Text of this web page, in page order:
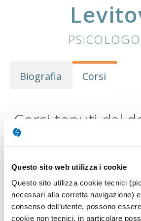
Questo sito web utilizza i cookie
Questo sito utilizza cookie tecnici
necessari alla corretta navigazione)
consenso dell’utente, possono
cookie non tecnici, in particolare
Biografia Corsi
Corsi tenuti dal